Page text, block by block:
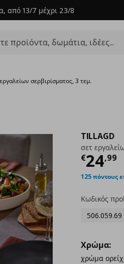
από 13/7 μέχρι 23/8
σερβιρίσματος, 3 τεμ.
TILLAGD
σετ
€24,99
125 πόντους
Κωδικός
506.059.69
Χρώμα:
χρώμα